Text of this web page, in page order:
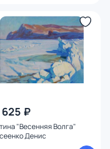
625 ₽
"Весенняя Волга"
Денис